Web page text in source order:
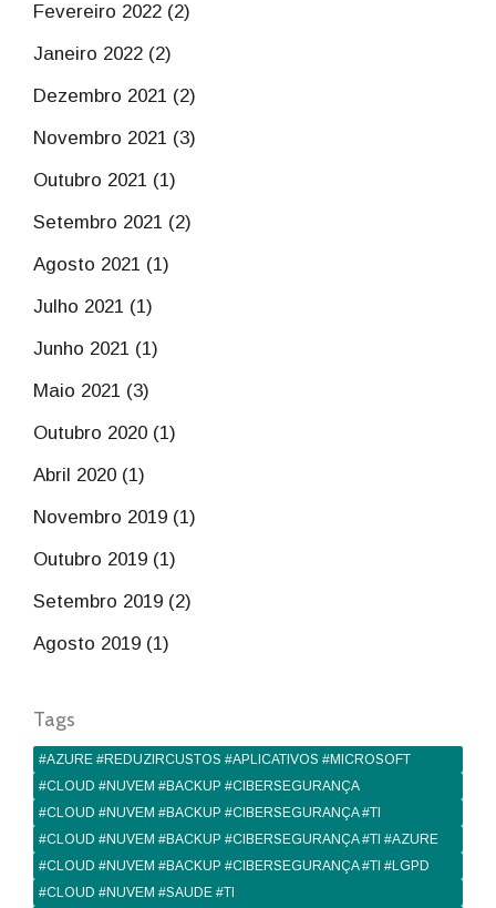
Fevereiro 2022 (2)
Janeiro 2022 (2)
Dezembro 2021 (2)
Novembro 2021 (3)
Outubro 2021 (1)
Setembro 2021 (2)
Agosto 2021 (1)
Julho 2021 (1)
Junho 2021 (1)
Maio 2021 (3)
Outubro 2020 (1)
Abril 2020 (1)
Novembro 2019 (1)
Outubro 2019 (1)
Setembro 2019 (2)
Agosto 2019 (1)
Tags
#AZURE #REDUZIRCUSTOS #APLICATIVOS #MICROSOFT
#CLOUD #NUVEM #BACKUP #CIBERSEGURANÇA
#CLOUD #NUVEM #BACKUP #CIBERSEGURANÇA #TI
#CLOUD #NUVEM #BACKUP #CIBERSEGURANÇA #TI #AZURE
#CLOUD #NUVEM #BACKUP #CIBERSEGURANÇA #TI #LGPD
#CLOUD #NUVEM #SAUDE #TI